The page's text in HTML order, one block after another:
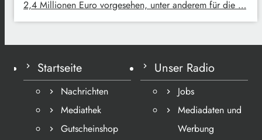
2,4 Millionen Euro vorgesehen, unter anderem für die …
Startseite
Nachrichten
Mediathek
Gutscheinshop
Unser Radio
Jobs
Mediadaten und
Werbung